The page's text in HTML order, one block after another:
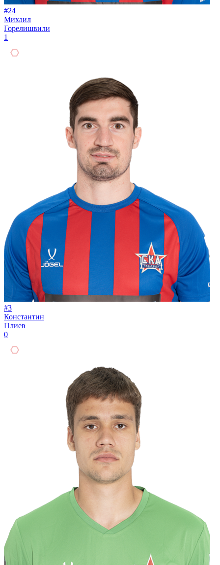
#24
Михаил
Горелишвили
1
#3
Константин
Плиев
0